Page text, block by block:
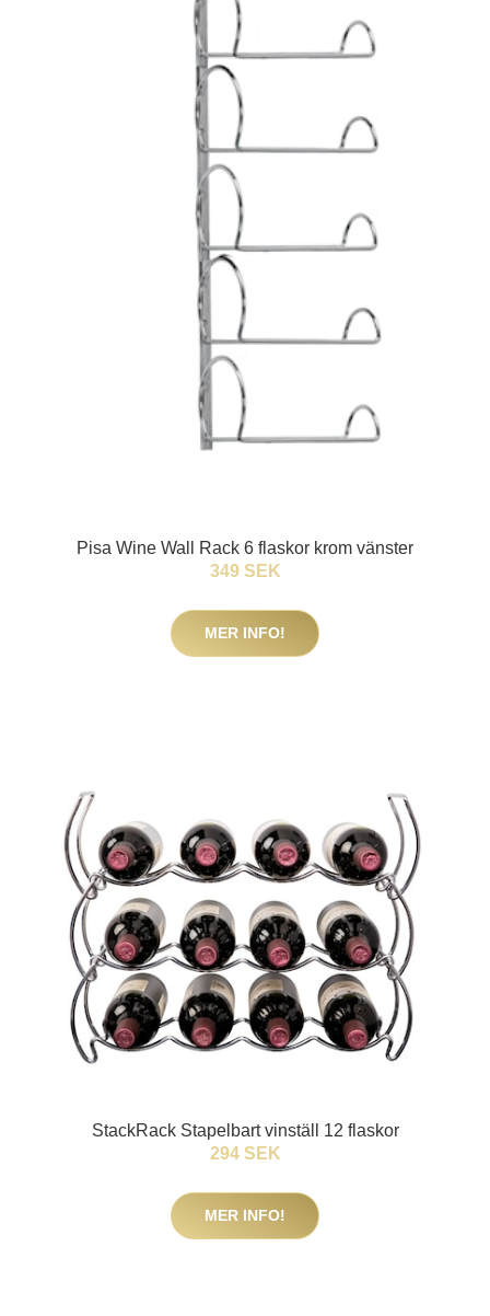
Pisa Wine Wall Rack 6 flaskor krom vänster
349 SEK
MER INFO!
StackRack Stapelbart vinställ 12 flaskor
294 SEK
MER INFO!